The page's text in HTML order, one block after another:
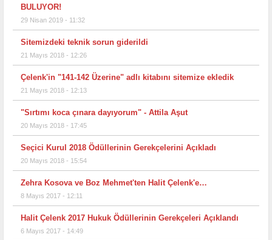
BULUYOR!
29 Nisan 2019 - 11:32
Sitemizdeki teknik sorun giderildi
21 Mayıs 2018 - 12:26
Çelenk'in "141-142 Üzerine" adlı kitabını sitemize ekledik
21 Mayıs 2018 - 12:13
"Sırtımı koca çınara dayıyorum" - Attila Aşut
20 Mayıs 2018 - 17:45
Seçici Kurul 2018 Ödüllerinin Gerekçelerini Açıkladı
20 Mayıs 2018 - 15:54
Zehra Kosova ve Boz Mehmet'ten Halit Çelenk'e…
8 Mayıs 2017 - 12:11
Halit Çelenk 2017 Hukuk Ödüllerinin Gerekçeleri Açıklandı
6 Mayıs 2017 - 14:49